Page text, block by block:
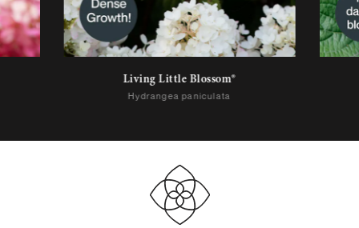
Living Little Blossom®
Hydrangea paniculata